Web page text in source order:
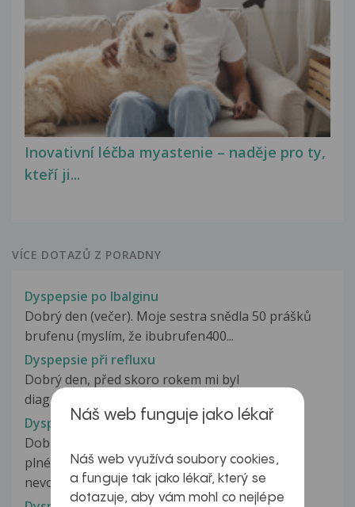
Inovativní léčba myastenie – naděje pro ty,
kteří ji...
VÍCE DOTAZŮ Z PORADNY
Dyspepsie po Ibalginu
Dobrý den (večer). Moje sestra snědla 50 prášků
brufenu (myslím, že ibubrufen400...
Dyspepsie při refluxu
Dobrý den, před skoro rokem mi byl
diagnostikován reflux, ezofaritída 1....
Dyspepsie při žlučníku?
Dobrý den, už cca pátý den mám pocit
plného/nafouknutého břicha a lehké
nevolnosti/nechutenství...
Náš web funguje jako lékař
Náš web využívá soubory cookies,
a funguje tak jako lékař, který se
dotazuje, aby vám mohl co nejlépe